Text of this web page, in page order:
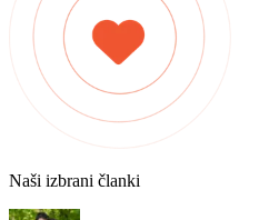
Naši izbrani članki